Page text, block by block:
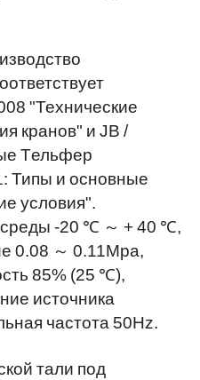
"Технические
кранов" и JB /
Tельфер
Типы и основные
условия".
-20 ℃ ～ + 40 ℃,
0.08 ～ 0.11Mpa,
85% (25 ℃),
источника
частота 50Hz.
тали под